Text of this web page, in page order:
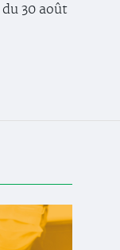
30 août